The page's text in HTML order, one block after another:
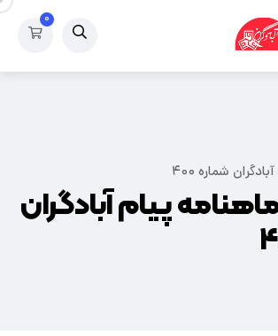
۰
شماره ۴۰۰
پیام آبادگران